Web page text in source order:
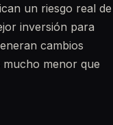
un riesgo real de
inversión para
cambios
menor que